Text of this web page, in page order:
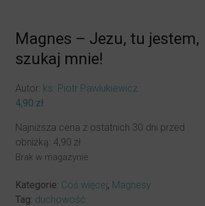
Magnes – Jezu, tu jestem,
szukaj mnie!
Autor: ks. Piotr Pawlukiewicz
4,90 zł
Najniższa cena z ostatnich 30 dni przed
obniżką: 4,90 zł
Brak w magazynie
Kategorie: Coś więcej, Magnesy
Tag: duchowość